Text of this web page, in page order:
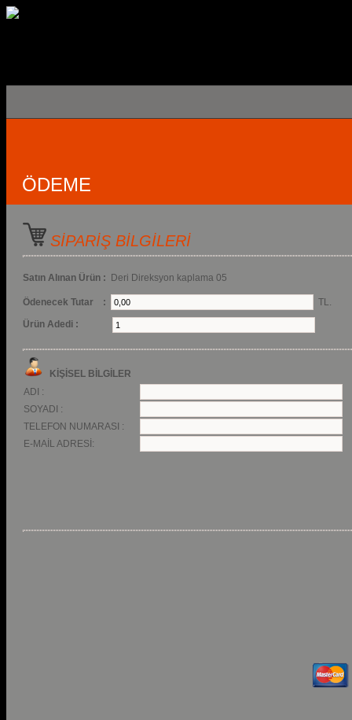
ÖDEME
SİPARİŞ BİLGİLERİ
Satın Alınan Ürün : Deri Direksyon kaplama 05
Ödenecek Tutar :
TL.
Ürün Adedi :
KİŞİSEL BİLGİLER
ADI :
SOYADI :
TELEFON NUMARASI :
E-MAİL ADRESİ: